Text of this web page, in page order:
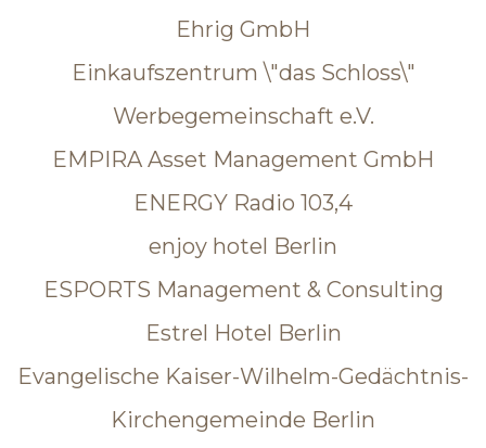
Ehrig GmbH
Einkaufszentrum \"das Schloss\"
Werbegemeinschaft e.V.
EMPIRA Asset Management GmbH
ENERGY Radio 103,4
enjoy hotel Berlin
ESPORTS Management & Consulting
Estrel Hotel Berlin
Evangelische Kaiser-Wilhelm-Gedächtnis-
Kirchengemeinde Berlin